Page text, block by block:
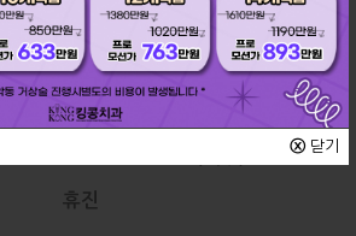
ⓧ닫기
교정과진료시간
10:00 ~ 19:00
10:00 ~ 21:00 (야간)
휴진